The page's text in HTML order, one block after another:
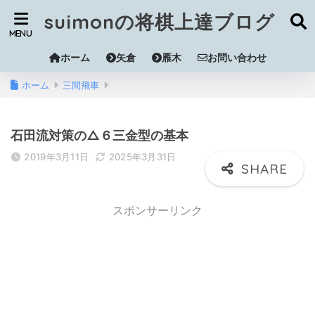
suimonの将棋上達ブログ
ホーム 矢倉 雁木 お問い合わせ
ホーム 三間飛車
石田流対策の△６三金型の基本
2019年3月11日 2025年3月31日
スポンサーリンク